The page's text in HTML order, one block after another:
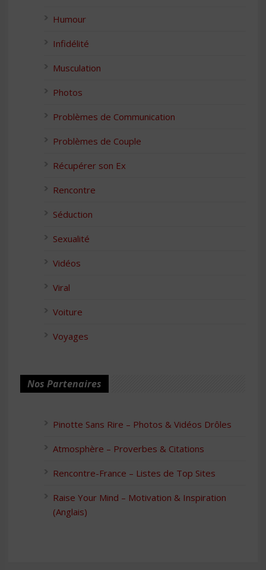
Humour
Infidélité
Musculation
Photos
Problèmes de Communication
Problèmes de Couple
Récupérer son Ex
Rencontre
Séduction
Sexualité
Vidéos
Viral
Voiture
Voyages
Nos Partenaires
Pinotte Sans Rire – Photos & Vidéos Drôles
Atmosphère – Proverbes & Citations
Rencontre-France – Listes de Top Sites
Raise Your Mind – Motivation & Inspiration
(Anglais)